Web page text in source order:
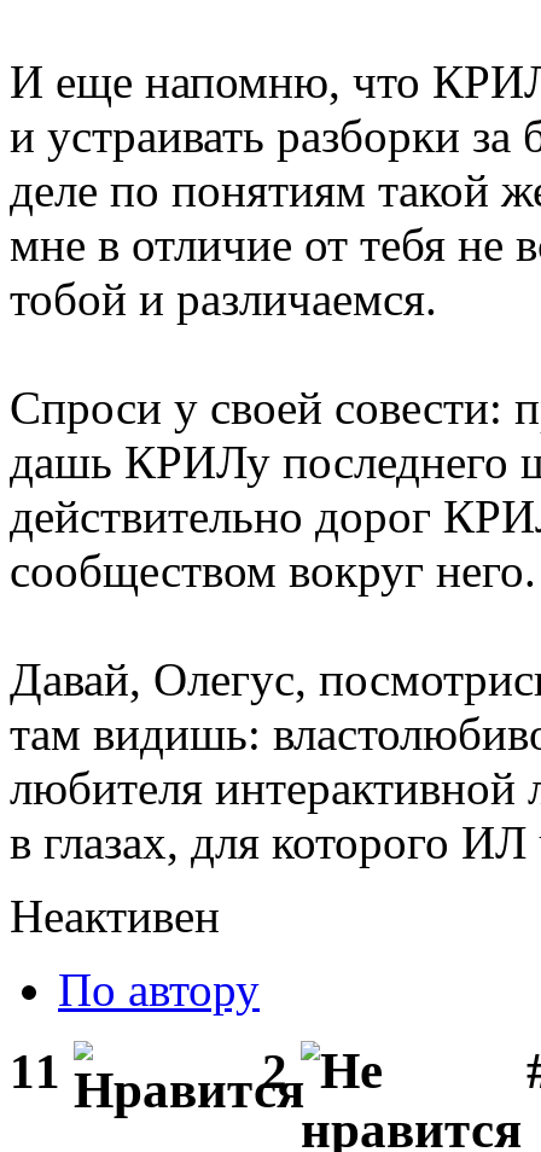
И еще напомню, что КРИЛ
и устраивать разборки
деле по понятиям такой
мне в отличие от тебя не
тобой и различаемся.
Спроси у своей совести:
дашь КРИЛу последнего
действительно дорог
сообществом вокруг него.
Давай, Олегус,
там видишь:
любителя
в глазах, для которого ИЛ
Неактивен
По автору
11 2